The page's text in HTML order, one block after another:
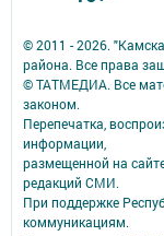
© 2011 - 2026.
района. Все права
© ТАТМЕДИА. Все
законом.
Перепечатка,
информации,
размещенной на
редакций СМИ.
При поддержке
коммуникациям.